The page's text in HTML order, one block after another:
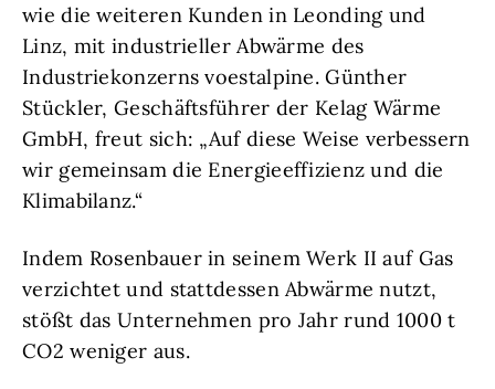
wie die weiteren Kunden in Leonding und
Linz, mit industrieller Abwärme des
Industriekonzerns voestalpine. Günther
Stückler, Geschäftsführer der Kelag Wärme
GmbH, freut sich: „Auf diese Weise verbessern
wir gemeinsam die Energieeffizienz und die
Klimabilanz.“
Indem Rosenbauer in seinem Werk II auf Gas
verzichtet und stattdessen Abwärme nutzt,
stößt das Unternehmen pro Jahr rund 1000 t
CO2 weniger aus.